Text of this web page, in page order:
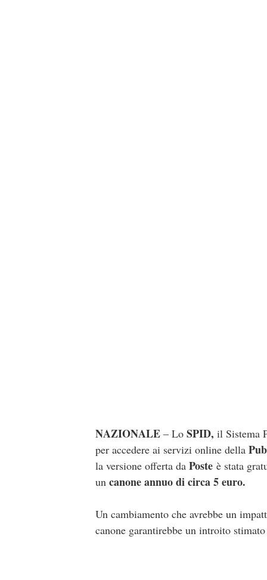
NAZIONALE – Lo SPID, il Sistema
per accedere ai servizi online della
la versione offerta da Poste è stata
un canone annuo di circa 5 euro.
Un cambiamento che avrebbe un
canone garantirebbe un introito